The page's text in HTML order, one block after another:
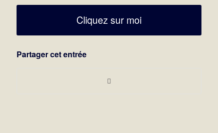
Cliquez sur moi
Partager cet entrée